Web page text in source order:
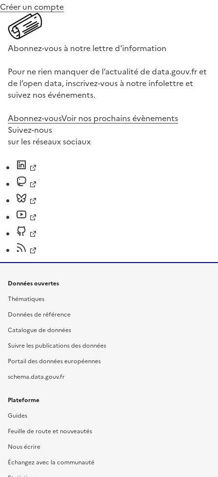
Créer un compte
Abonnez-vous à notre lettre d'information
Pour ne rien manquer de l’actualité de data.gouv.fr et
de l’open data, inscrivez-vous à notre infolettre et
suivez nos événements.
Abonnez-vousVoir nos prochains évènements
Suivez-nous
sur les réseaux sociaux
Données ouvertes
Thématiques
Données de référence
Catalogue de données
Suivre les publications des données
Portail des données européennes
schema.data.gouv.fr
Plateforme
Guides
Feuille de route et nouveautés
Nous écrire
Échangez avec la communauté